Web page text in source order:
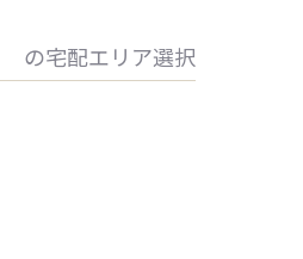
の宅配エリア選択